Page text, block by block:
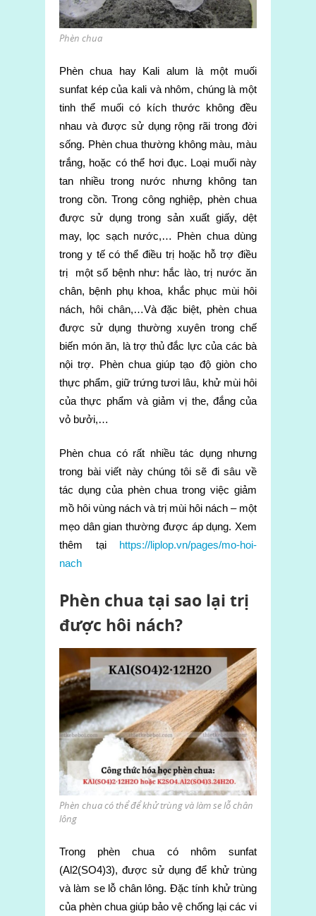
Phèn chua
Phèn chua hay Kali alum là một muối
sunfat kép của kali và nhôm, chúng là một
tinh thể muối có kích thước không đều
nhau và được sử dụng rộng rãi trong đời
sống. Phèn chua thường không màu, màu
trắng, hoặc có thể hơi đục. Loại muối này
tan nhiều trong nước nhưng không tan
trong cồn. Trong công nghiệp, phèn chua
được sử dụng trong sản xuất giấy, dệt
may, lọc sạch nước,… Phèn chua dùng
trong y tế có thể điều trị hoặc hỗ trợ điều
trị một số bệnh như: hắc lào, trị nước ăn
chân, bệnh phụ khoa, khắc phục mùi hôi
nách, hôi chân,…Và đặc biệt, phèn chua
được sử dụng thường xuyên trong chế
biến món ăn, là trợ thủ đắc lực của các bà
nội trợ. Phèn chua giúp tạo độ giòn cho
thực phẩm, giữ trứng tươi lâu, khử mùi hôi
của thực phẩm và giảm vị the, đắng của
vỏ bưởi,…
Phèn chua có rất nhiều tác dụng nhưng
trong bài viết này chúng tôi sẽ đi sâu về
tác dụng của phèn chua trong việc giảm
mồ hôi vùng nách và trị mùi hôi nách – một
mẹo dân gian thường được áp dụng. Xem
thêm tại https://liplop.vn/pages/mo-hoi-
nach
Phèn chua tại sao lại trị
được hôi nách?
Phèn chua có thể để khử trùng và làm se lỗ chân
lông
Trong phèn chua có nhôm sunfat
(Al2(SO4)3), được sử dụng để khử trùng
và làm se lỗ chân lông. Đặc tính khử trùng
của phèn chua giúp bảo vệ chống lại các vi